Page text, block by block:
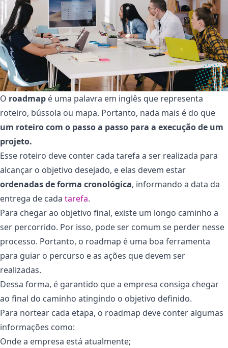
O roadmap é uma palavra em inglês que representa
roteiro, bússola ou mapa. Portanto, nada mais é do que
um roteiro com o passo a passo para a execução de um
projeto.
Esse roteiro deve conter cada tarefa a ser realizada para
alcançar o objetivo desejado, e elas devem estar
ordenadas de forma cronológica, informando a data da
entrega de cada tarefa.
Para chegar ao objetivo final, existe um longo caminho a
ser percorrido. Por isso, pode ser comum se perder nesse
processo. Portanto, o roadmap é uma boa ferramenta
para guiar o percurso e as ações que devem ser
realizadas.
Dessa forma, é garantido que a empresa consiga chegar
ao final do caminho atingindo o objetivo definido.
Para nortear cada etapa, o roadmap deve conter algumas
informações como:
Onde a empresa está atualmente;